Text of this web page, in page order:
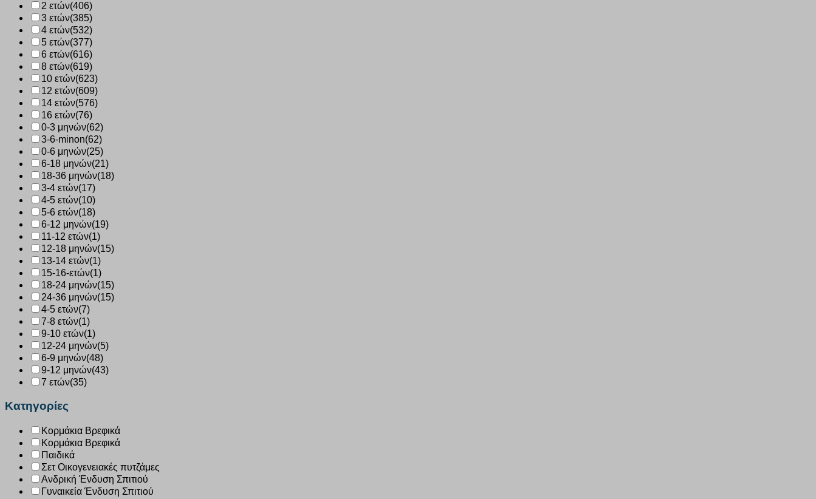
2 ετών(406)
3 ετών(385)
4 ετών(532)
5 ετών(377)
6 ετών(616)
8 ετών(619)
10 ετών(623)
12 ετών(609)
14 ετών(576)
16 ετών(76)
0-3 μηνών(62)
3-6-minon(62)
0-6 μηνών(25)
6-18 μηνών(21)
18-36 μηνών(18)
3-4 ετών(17)
4-5 ετών(10)
5-6 ετών(18)
6-12 μηνών(19)
11-12 ετών(1)
12-18 μηνών(15)
13-14 ετών(1)
15-16-ετών(1)
18-24 μηνών(15)
24-36 μηνών(15)
4-5 ετών(7)
7-8 ετών(1)
9-10 ετών(1)
12-24 μηνών(5)
6-9 μηνών(48)
9-12 μηνών(43)
7 ετών(35)
Κατηγορίες
Κορμάκια Βρεφικά
Κορμάκια Βρεφικά
Παιδικά
Σετ Οικογενειακές πυτζάμες
Ανδρική Ένδυση Σπιτιού
Γυναικεία Ένδυση Σπιτιού